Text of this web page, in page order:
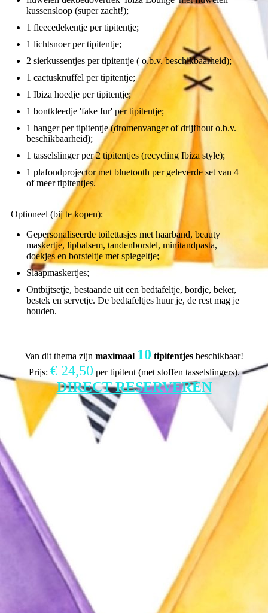
kussensloop (super zacht!);
1 fleecedekentje per tipitentje;
1 lichtsnoer per tipitentje;
2 sierkussentjes per tipitentje ( o.b.v. beschikbaarheid);
1 cactusknuffel per tipitentje;
1 Ibiza hoedje per tipitentje;
1 bontkleedje 'fake fur' per tipitentje;
1 hanger per tipitentje (dromenvanger of drijfhout o.b.v.
beschikbaarheid);
1 tasselslinger per 2 tipitentjes (recycling Ibiza style);
1 plafondprojector met bluetooth per geleverde set van 4
of meer tipitentjes.
Optioneel (bij te kopen):
Gepersonaliseerde toilettasjes met haarband, beauty
maskertje, lipbalsem, tandenborstel, minitandpasta,
doekjes en borsteltje met spiegeltje;
Slaapmaskertjes;
Ontbijtsetje, bestaande uit een bedtafeltje, bordje, beker,
bestek en servetje. De bedtafeltjes huur je, de rest mag je
houden.
Van dit thema zijn maximaal 10 tipitentjes beschikbaar!
Prijs: € 24,50 per tipitent (met stoffen tasselslingers).
DIRECT RESERVEREN